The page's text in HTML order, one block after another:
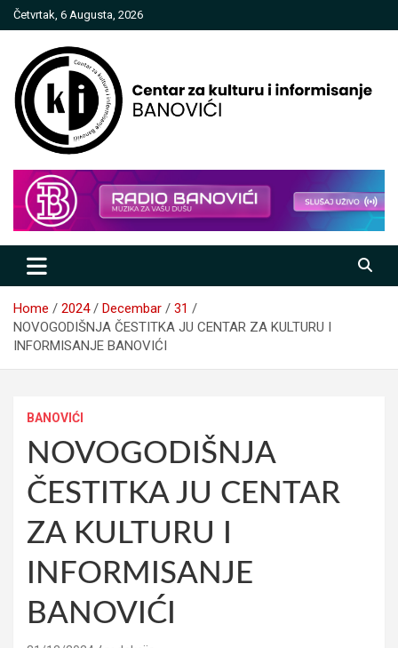
Skip
to
Četvrtak, 6 Augusta, 2026
Centar za kulturu i informisanje
Banovići
Home 2024 Decembar
31
NOVOGODIŠNJA ČESTITKA JU CENTAR ZA KULTURU I
INFORMISANJE BANOVIĆI
BANOVIĆI
NOVOGODIŠNJA
ČESTITKA JU CENTAR
ZA KULTURU I
INFORMISANJE
BANOVIĆI